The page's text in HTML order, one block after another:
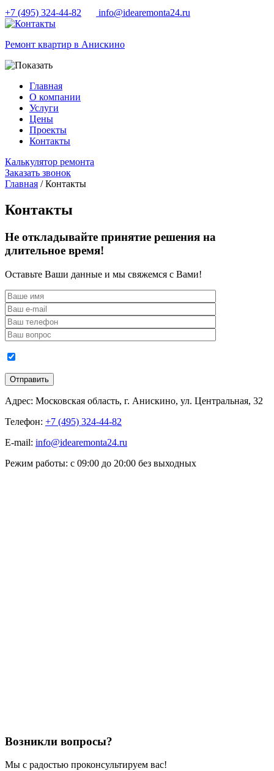
+7 (495) 324-44-82 info@idearemonta24.ru
Ремонт квартир в Анискино
Главная
О компании
Услуги
Цены
Проекты
Контакты
Калькулятор ремонта
Заказать звонок
Главная / Контакты
Контакты
Не откладывайте принятие решения на
длительное время!
Оставьте Ваши данные и мы свяжемся с Вами!
Адрес: Московская область, г. Анискино, ул. Центральная, 32
Телефон: +7 (495) 324-44-82
E-mail: info@idearemonta24.ru
Режим работы: с 09:00 до 20:00 без выходных
Возникли вопросы?
Мы с радостью проконсультируем вас!